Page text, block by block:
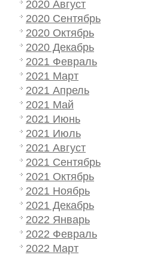
2020 Август
2020 Сентябрь
2020 Октябрь
2020 Декабрь
2021 Февраль
2021 Март
2021 Апрель
2021 Май
2021 Июнь
2021 Июль
2021 Август
2021 Сентябрь
2021 Октябрь
2021 Ноябрь
2021 Декабрь
2022 Январь
2022 Февраль
2022 Март